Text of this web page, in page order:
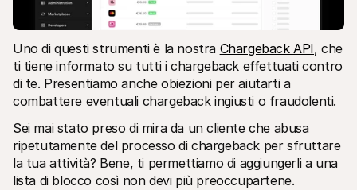
Uno di questi strumenti è la nostra Chargeback API, che
ti tiene informato su tutti i chargeback effettuati contro
di te. Presentiamo anche obiezioni per aiutarti a
combattere eventuali chargeback ingiusti o fraudolenti.
Sei mai stato preso di mira da un cliente che abusa
ripetutamente del processo di chargeback per sfruttare
la tua attività? Bene, ti permettiamo di aggiungerli a una
lista di blocco così non devi più preoccupartene.